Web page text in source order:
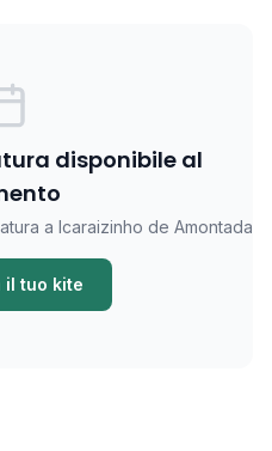
disponibile al
a Icaraizinho de Amontada
il tuo kite